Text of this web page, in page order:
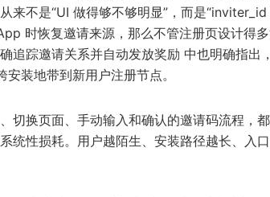
来不是“UI 做得够不够明显”，而是
时恢复邀请来源，那么不管注册页设计得
追踪邀请关系并自动发放奖励 中也明确指出
装地带到新用户注册节点。
切换页面、手动输入和确认的邀请码流程，
统性损耗。用户越陌生、安装路径越长、入